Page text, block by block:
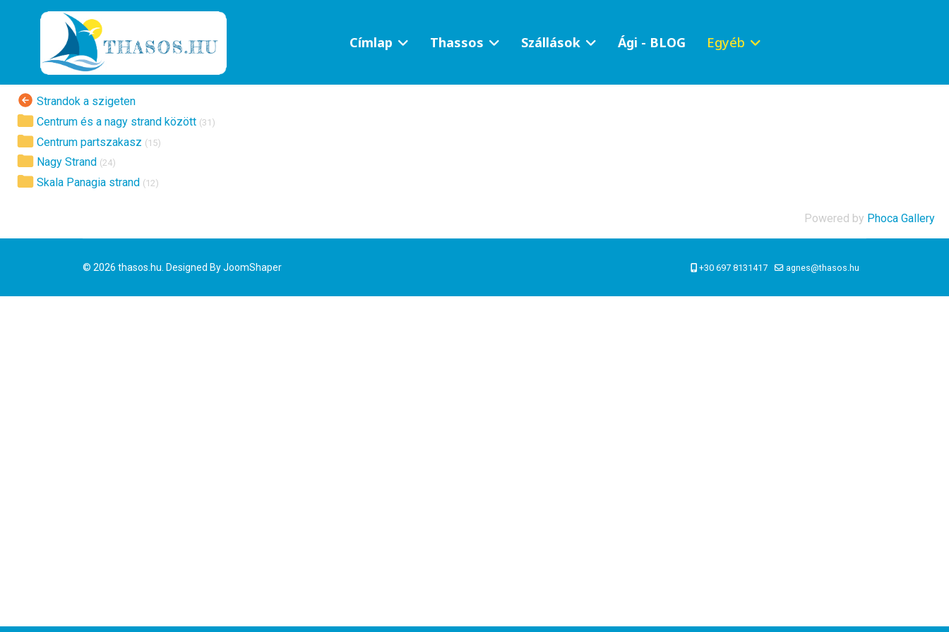
Címlap Thassos Szállások Ági - BLOG Egyéb
Strandok a szigeten
Centrum és a nagy strand között (31)
Centrum partszakasz (15)
Nagy Strand (24)
Skala Panagia strand (12)
Powered by Phoca Gallery
© 2026 thasos.hu. Designed ByJoomShaper +30 697 8131417 agnes@thasos.hu